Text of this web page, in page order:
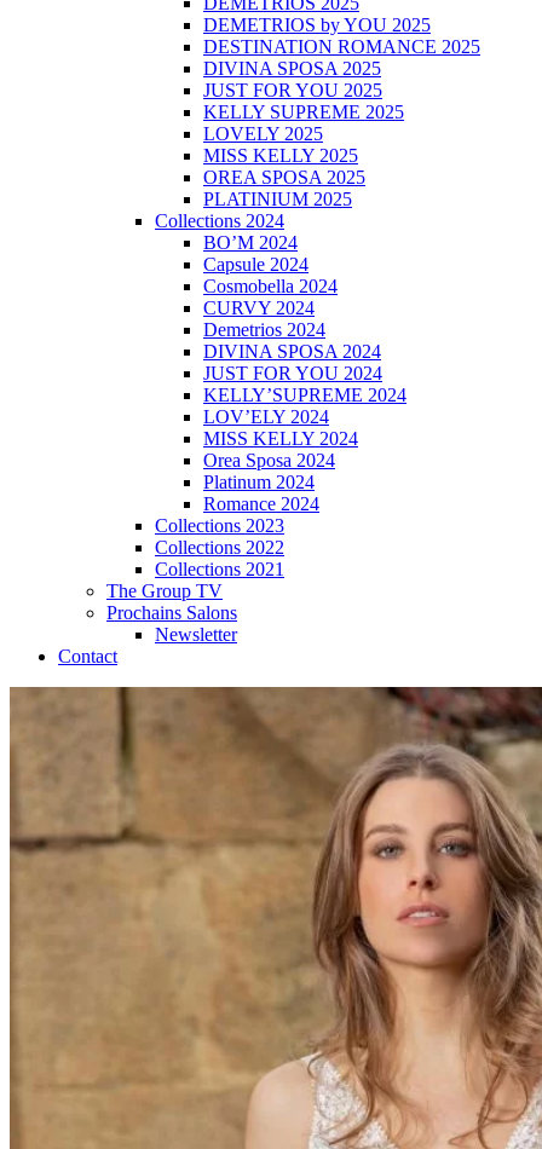
DEMETRIOS by YOU 2025
DESTINATION ROMANCE 2025
DIVINA SPOSA 2025
JUST FOR YOU 2025
KELLY SUPREME 2025
LOVELY 2025
MISS KELLY 2025
OREA SPOSA 2025
PLATINIUM 2025
Collections 2024
BO’M 2024
Capsule 2024
Cosmobella 2024
CURVY 2024
Demetrios 2024
DIVINA SPOSA 2024
JUST FOR YOU 2024
KELLY’SUPREME 2024
LOV’ELY 2024
MISS KELLY 2024
Orea Sposa 2024
Platinum 2024
Romance 2024
Collections 2023
Collections 2022
Collections 2021
The Group TV
Prochains Salons
Newsletter
Contact